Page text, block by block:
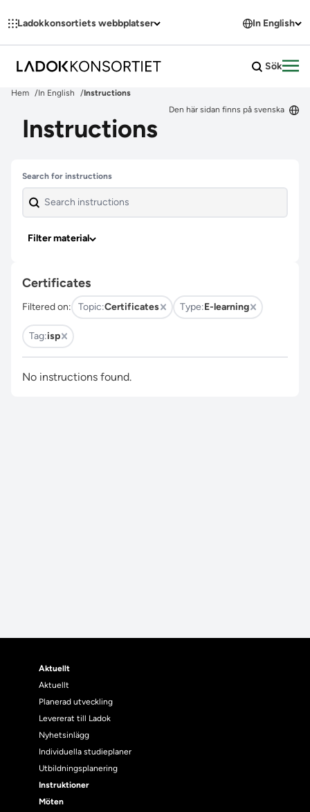
Ladokkonsortiets webbplatser In English
Sök
Hem In English
Instructions
Den här sidan finns på svenska
Instructions
Skip past filters
Search for instructions
Filter material
Certificates
Filtered on: Topic:Certificates Type:E-learning
Tag:isp
No instructions found.
Aktuellt
Aktuellt
Planerad utveckling
Levererat till Ladok
Nyhetsinlägg
Individuella studieplaner
Utbildningsplanering
Instruktioner
Möten